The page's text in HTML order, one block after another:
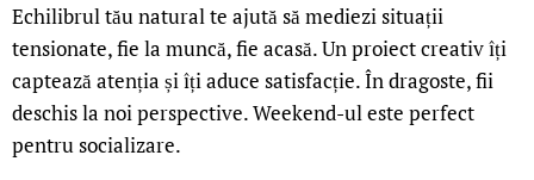
Echilibrul tău natural te ajută să mediezi situații
tensionate, fie la muncă, fie acasă. Un proiect creativ îți
captează atenția și îți aduce satisfacție. În dragoste, fii
deschis la noi perspective. Weekend-ul este perfect
pentru socializare.